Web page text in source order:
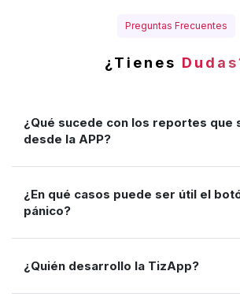
Preguntas Frecuentes
¿Tienes
¿Qué sucede con los reportes que
desde la APP?
¿En qué casos puede ser útil el
pánico?
¿Quién desarrollo la TizApp?